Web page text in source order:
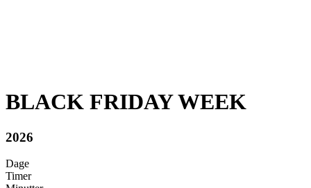
BLACK FRIDAY WEEK
2026
Dage
Timer